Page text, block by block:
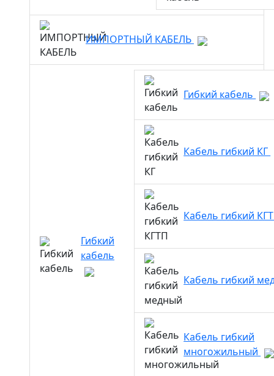
ИМПОРТНЫЙ КАБЕЛЬ
Гибкий
кабель
Гибкий кабель
Кабель гибкий КГ
Кабель гибкий
Кабель гибкий
Кабель гибкий
многожильный